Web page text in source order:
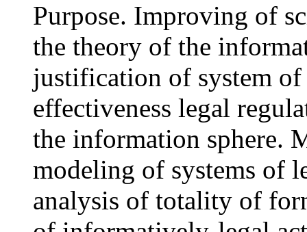
Purpose. Improving of
the theory of the
justification of system
effectiveness legal
the information sphere.
modeling of systems of
analysis of totality of